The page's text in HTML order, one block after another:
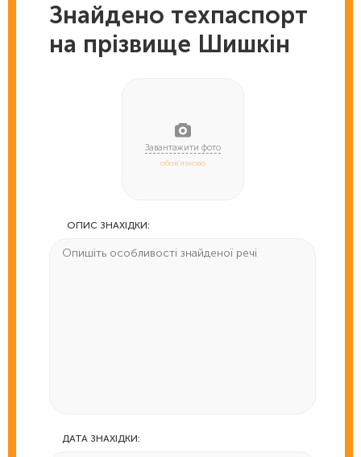
Знайдено техпаспорт
на прізвище Шишкін
обов'язково
ОПИС ЗНАХІДКИ:
ДАТА ЗНАХІДКИ: